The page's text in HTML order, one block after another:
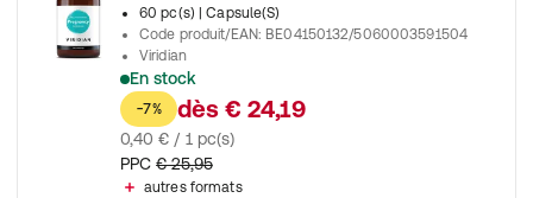
60 pc(s)
| Capsule(S)
Code produit/EAN: BE04150132/5060003591504
Viridian
En stock
Viridian Pregnancy Complex contient de la vitamine C non
-7% dès € 24,19
0,40 € / 1 pc(s)
PPC € 25,95
autres formats